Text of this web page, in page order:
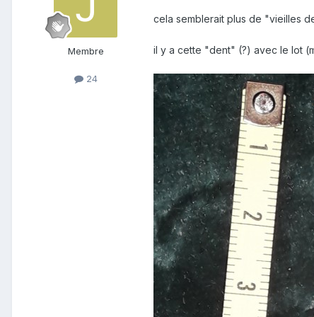
Membre
24
cela semblerait plus de "vieilles
il y a cette "dent" (?) avec le lot